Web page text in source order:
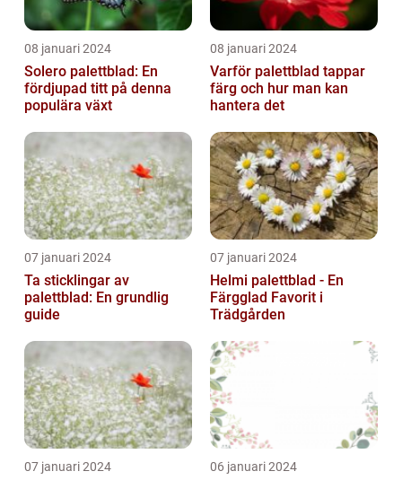
08 januari 2024
Solero palettblad: En
fördjupad titt på denna
populära växt
08 januari 2024
Varför palettblad tappar
färg och hur man kan
hantera det
07 januari 2024
Ta sticklingar av
palettblad: En grundlig
guide
07 januari 2024
Helmi palettblad - En
Färgglad Favorit i
Trädgården
07 januari 2024 06 januari 2024